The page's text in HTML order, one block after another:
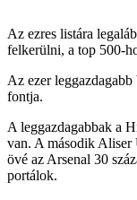
Az ezres listára
felkerülni, a top 500-
Az ezer
fontja.
A leggazdagabbak a
van. A második Aliser
övé az Arsenal 30
portálok.